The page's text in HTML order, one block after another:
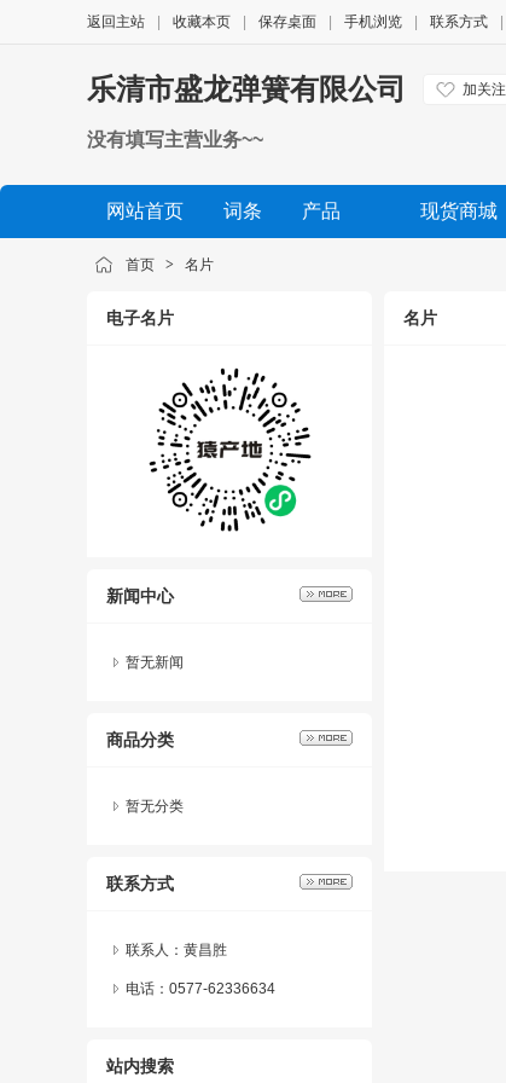
返回主站 收藏本页 保存桌面 手机浏览 联系方式
乐清市盛龙弹簧有限公司 加关注
没有填写主营业务~~
网站首页 词条 产品 现货商城
公司相册
首页 > 名片
电子名片
新闻中心
暂无新闻
商品分类
暂无分类
联系方式
联系人：黄昌胜
电话：0577-62336634
站内搜索
名片